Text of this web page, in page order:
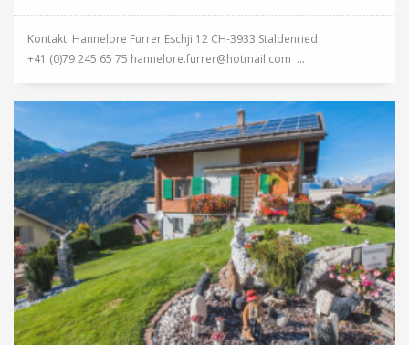
Kontakt: Hannelore Furrer Eschji 12 CH-3933 Staldenried
+41 (0)79 245 65 75 hannelore.furrer@hotmail.com ...